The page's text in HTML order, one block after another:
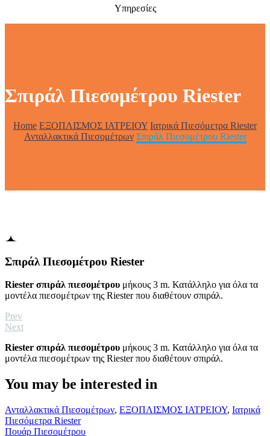
Υπηρεσίες
Σπιράλ Πιεσομέτρου Riester
Home ΕΞΟΠΛΙΣΜΟΣ ΙΑΤΡΕΙΟΥ Ιατρικά Πιεσόμετρα Riester
Ανταλλακτικά Πιεσομέτρων Σπιράλ Πιεσομέτρου Riester
Σπιράλ Πιεσομέτρου Riester
Riester σπιράλ πιεσομέτρου μήκους 3 m. Κατάλληλο για όλα τα
μοντέλα πιεσομέτρων της Riester που διαθέτουν σπιράλ.
Prev
Next
Riester σπιράλ πιεσομέτρου μήκους 3 m. Κατάλληλο για όλα τα
μοντέλα πιεσομέτρων της Riester που διαθέτουν σπιράλ.
You may be interested in
Πουάρ
Πιεσομέτρου
Ανταλλακτικά Πιεσομέτρων, ΕΞΟΠΛΙΣΜΟΣ ΙΑΤΡΕΙΟΥ, Ιατρικά
Πιεσόμετρα Riester
Πουάρ Πιεσομέτρου